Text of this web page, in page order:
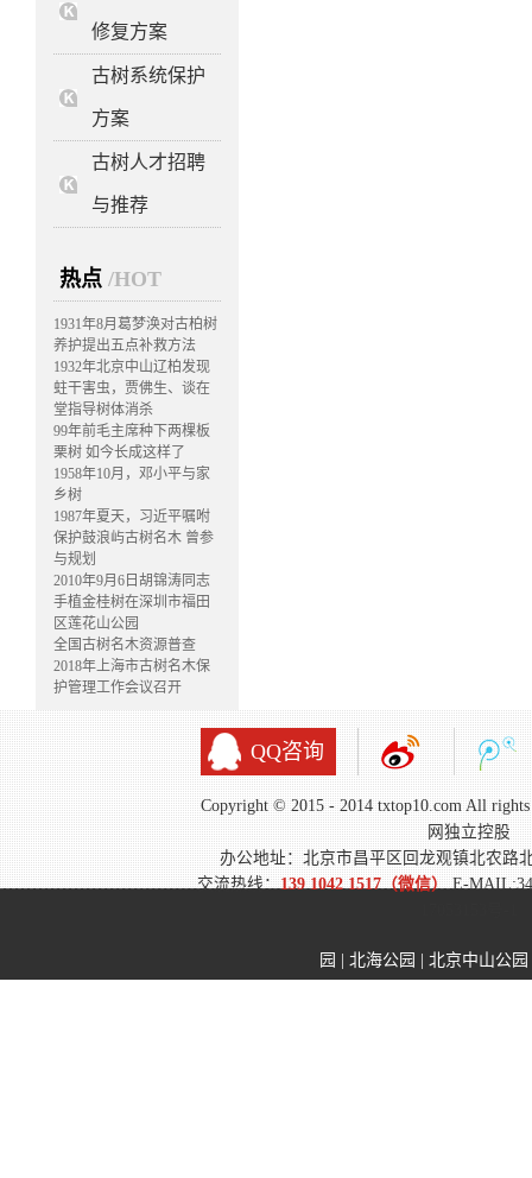
修复方案
古树系统保护
方案
古树人才招聘
与推荐
热点/HOT
1931年8月葛梦涣对古柏树
养护提出五点补救方法
1932年北京中山辽柏发现
蛀干害虫，贾佛生、谈在
堂指导树体消杀
99年前毛主席种下两棵板
栗树 如今长成这样了
1958年10月，邓小平与家
乡树
1987年夏天，习近平嘱咐
保护鼓浪屿古树名木 曾参
与规划
2010年9月6日胡锦涛同志
手植金桂树在深圳市福田
区莲花山公园
全国古树名木资源普查
2018年上海市古树名木保
护管理工作会议召开
QQ咨询
Copyright © 2015 - 2014 txtop10.com All
网独立控股
办公地址：北京市昌平区回龙观镇北农路
交流热线：139 1042 1517（微信）E-
园 北海公园 北京中山公园